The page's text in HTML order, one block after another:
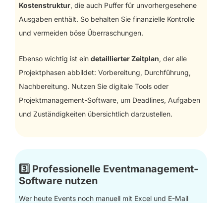
Kostenstruktur, die auch Puffer für unvorhergesehene
Ausgaben enthält. So behalten Sie finanzielle Kontrolle
und vermeiden böse Überraschungen.
Ebenso wichtig ist ein detaillierter Zeitplan, der alle
Projektphasen abbildet: Vorbereitung, Durchführung,
Nachbereitung. Nutzen Sie digitale Tools oder
Projektmanagement-Software, um Deadlines, Aufgaben
und Zuständigkeiten übersichtlich darzustellen.
3️⃣ Professionelle Eventmanagement-
Software nutzen
Wer heute Events noch manuell mit Excel und E-Mail